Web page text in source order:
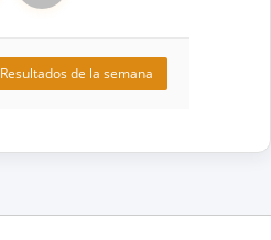
Resultados de la semana